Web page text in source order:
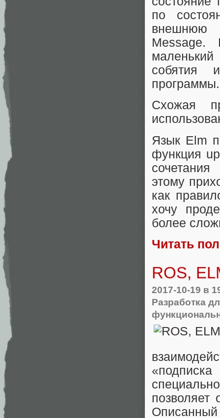
по
внешнюю
маленький
собятия
программы.
Схожая
Язык Elm
функция
этому
как
хочу
более
Читать
ROS,
2017-10-19 в
Разработка